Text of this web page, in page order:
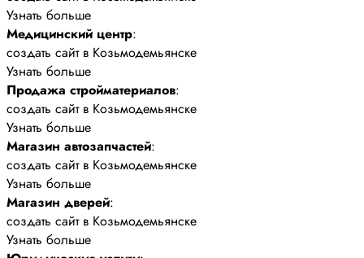
Узнать больше
Медицинский центр:
создать сайт в Козьмодемьянске
Узнать больше
Продажа стройматериалов:
создать сайт в Козьмодемьянске
Узнать больше
Магазин автозапчастей:
создать сайт в Козьмодемьянске
Узнать больше
Магазин дверей:
создать сайт в Козьмодемьянске
Узнать больше